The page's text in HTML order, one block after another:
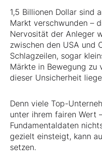
1,5 Billionen Dollar sind
Markt verschwunden –
Nervosität der Anleger
zwischen den USA und
Schlagzeilen, sogar
Märkte in Bewegung zu
dieser Unsicherheit
Denn viele Top-
unter ihrem fairen Wert
Fundamentaldaten
gezielt einsteigt, kann
setzen.